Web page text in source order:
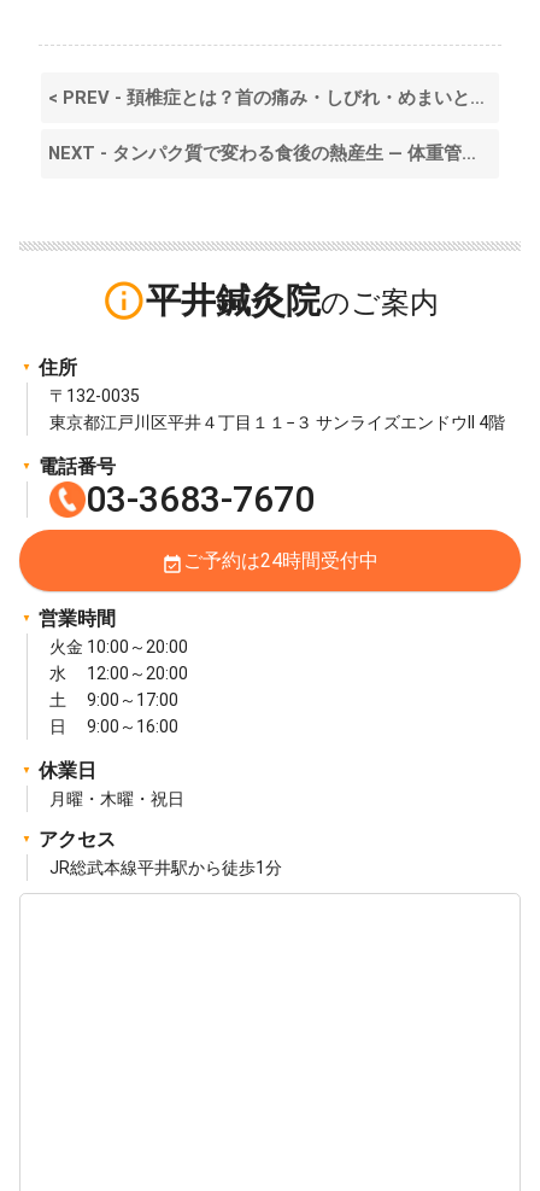
< PREV - 頚椎症とは？首の痛み・しびれ・めまいと自律神経のつながり
NEXT - タンパク質で変わる食後の熱産生 ― 体重管理と食事誘発性産熱の関係性 >
info_outline平井鍼灸院
住所
〒132-0035
東京都江戸川区平井４丁目１１−３ サンライズエンドウII 4階
電話番号
03-3683-7670
event_available ご予約は24時間受付中
営業時間
火金 10:00～20:00
水 12:00～20:00
土 9:00～17:00
日 9:00～16:00
休業日
月曜・木曜・祝日
アクセス
JR総武本線平井駅から徒歩1分